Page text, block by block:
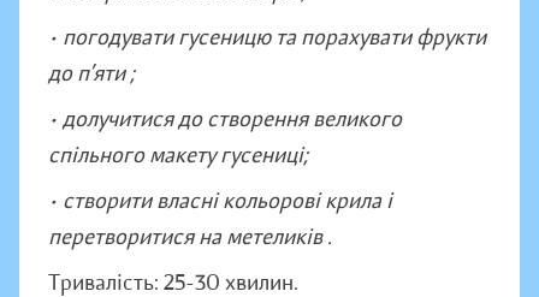
• погодувати гусеницю та порахувати фрукти
до п’яти ;
• долучитися до створення великого
спільного макету гусениці;
• створити власні кольорові крила і
перетворитися на метеликів .
Тривалість: 25-30 хвилин.